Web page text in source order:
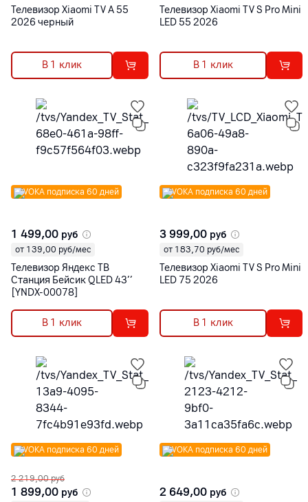
Телевизор Xiaomi TV A 55
2026 черный
В 1 клик
Телевизор Xiaomi TV S Pro Mini
LED 55 2026
В 1 клик
VOKA подписка 60 дней
1 499,00 руб
от 139,00 руб/мес
Телевизор Яндекс ТВ
Станция Бейсик QLED 43’’
[YNDX-00078]
В 1 клик
VOKA подписка 60 дней
3 999,00 руб
от 183,70 руб/мес
Телевизор Xiaomi TV S Pro Mini
LED 75 2026
В 1 клик
VOKA подписка 60 дней
2 219,00 руб
1 899,00 руб
VOKA подписка 60 дней
2 649,00 руб